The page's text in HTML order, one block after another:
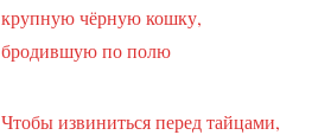
крупную чёрную кошку,
бродившую по полю
Чтобы извиниться перед тайцами,